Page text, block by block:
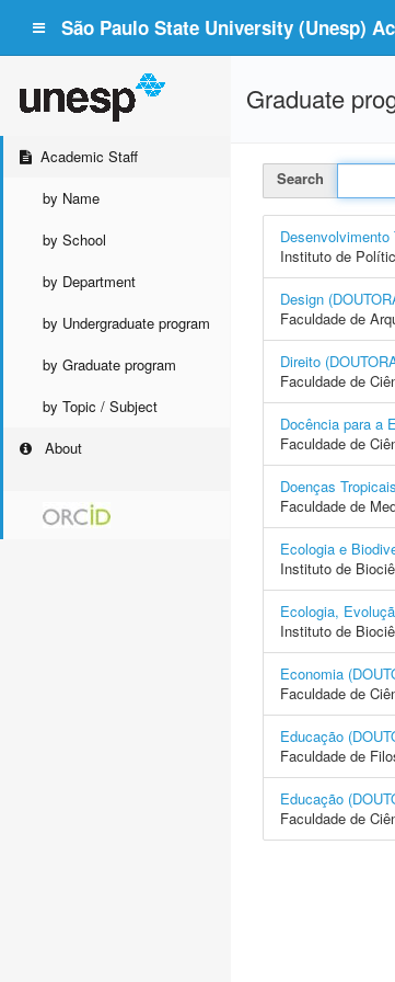
São Paulo State University (Unesp)
Academic Staff
by Name
by School
by Department
by Undergraduate program
by Graduate program
by Topic / Subject
About
Graduate
Search
Instituto de
Design
Faculdade de
Direito
Faculdade de
Docência para a
Faculdade de
Doenças
Faculdade de
Ecologia e
Instituto de
Ecologia,
Instituto de
Economia
Faculdade de
Educação
Faculdade de
Educação
Faculdade de